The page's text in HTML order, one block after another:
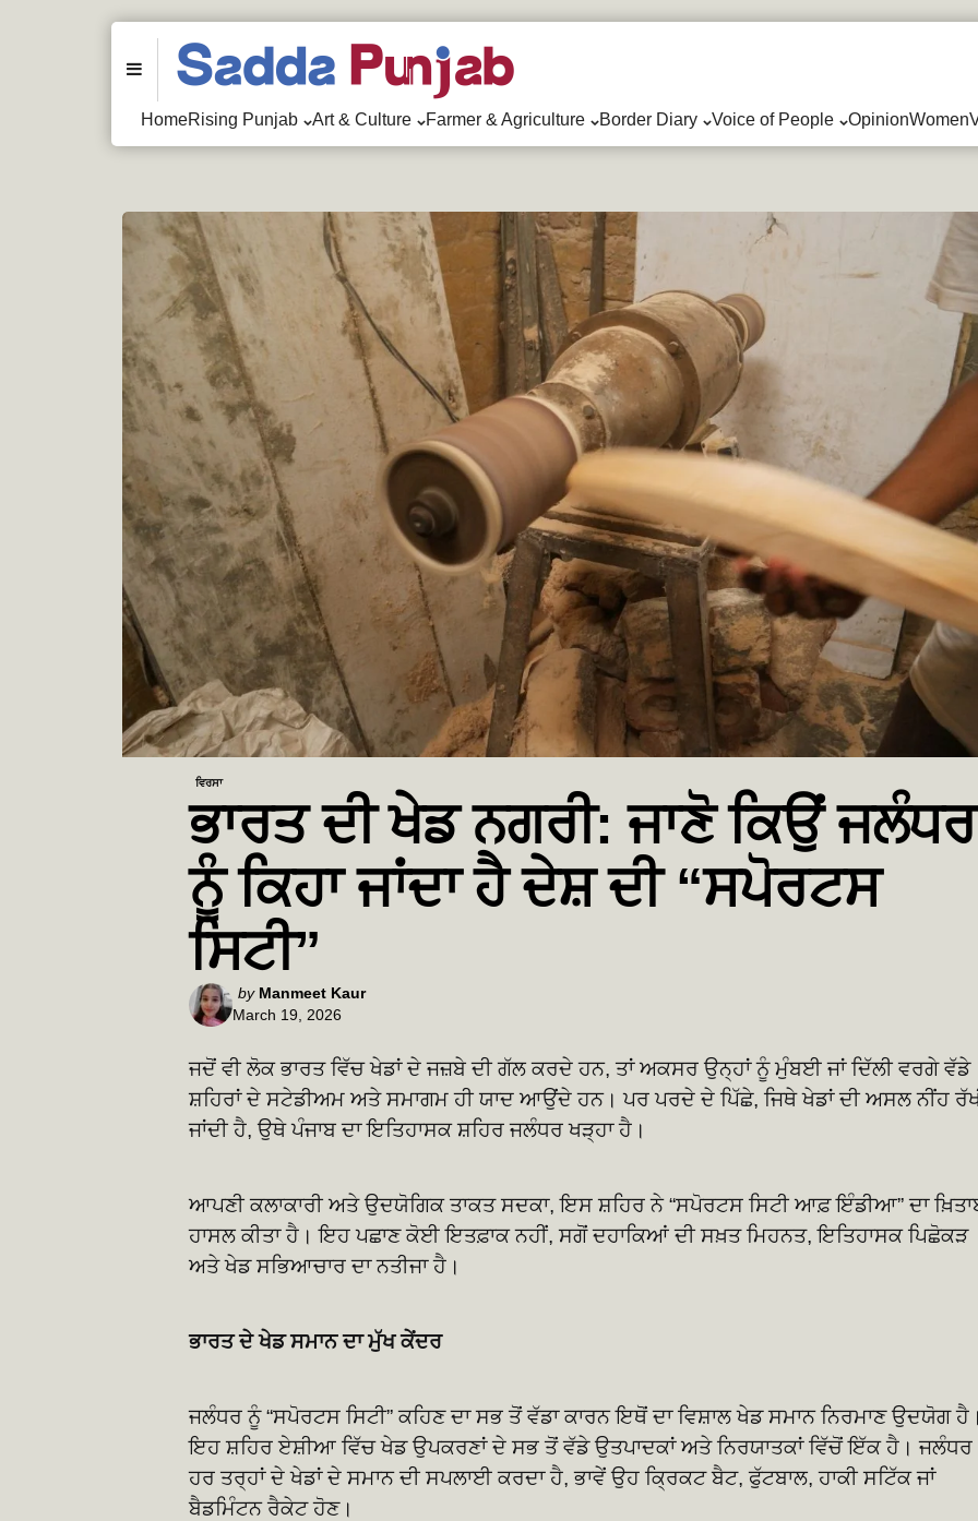
Menu
HomeRising Punjab Art & Culture Farmer & Agriculture Border Diary Voice of People Opinion
ਵਿਰਸਾ
ਭਾਰਤ ਦੀ ਖੇਡ ਨਗਰੀ: ਜਾਣੋ ਕਿਉਂ ਜਲੰਧਰ
ਨੂੰ ਕਿਹਾ ਜਾਂਦਾ ਹੈ ਦੇਸ਼ ਦੀ “ਸਪੋਰਟਸ
ਸਿਟੀ”
Posted
by
by Manmeet Kaur
March 19, 2026
ਜਦੋਂ ਵੀ ਲੋਕ ਭਾਰਤ ਵਿੱਚ ਖੇਡਾਂ ਦੇ ਜਜ਼ਬੇ ਦੀ ਗੱਲ ਕਰਦੇ ਹਨ, ਤਾਂ ਅਕਸਰ ਉਨ੍ਹਾਂ ਨੂੰ ਮੁੰਬਈ ਜਾਂ ਦਿੱਲੀ ਵਰਗੇ ਵੱਡੇ
ਸ਼ਹਿਰਾਂ ਦੇ ਸਟੇਡੀਅਮ ਅਤੇ ਸਮਾਗਮ ਹੀ ਯਾਦ ਆਉਂਦੇ ਹਨ। ਪਰ ਪਰਦੇ ਦੇ ਪਿੱਛੇ, ਜਿਥੇ ਖੇਡਾਂ ਦੀ ਅਸਲ ਨੀਂਹ
ਜਾਂਦੀ ਹੈ, ਉਥੇ ਪੰਜਾਬ ਦਾ ਇਤਿਹਾਸਕ ਸ਼ਹਿਰ ਜਲੰਧਰ ਖੜ੍ਹਾ ਹੈ।
ਆਪਣੀ ਕਲਾਕਾਰੀ ਅਤੇ ਉਦਯੋਗਿਕ ਤਾਕਤ ਸਦਕਾ, ਇਸ ਸ਼ਹਿਰ ਨੇ “ਸਪੋਰਟਸ ਸਿਟੀ ਆਫ਼ ਇੰਡੀਆ” ਦਾ
ਹਾਸਲ ਕੀਤਾ ਹੈ। ਇਹ ਪਛਾਣ ਕੋਈ ਇਤਫ਼ਾਕ ਨਹੀਂ, ਸਗੋਂ ਦਹਾਕਿਆਂ ਦੀ ਸਖ਼ਤ ਮਿਹਨਤ, ਇਤਿਹਾਸਕ ਪਿਛੋਕੜ
ਅਤੇ ਖੇਡ ਸਭਿਆਚਾਰ ਦਾ ਨਤੀਜਾ ਹੈ।
ਭਾਰਤ ਦੇ ਖੇਡ ਸਮਾਨ ਦਾ ਮੁੱਖ ਕੇਂਦਰ
ਜਲੰਧਰ ਨੂੰ “ਸਪੋਰਟਸ ਸਿਟੀ” ਕਹਿਣ ਦਾ ਸਭ ਤੋਂ ਵੱਡਾ ਕਾਰਨ ਇਥੋਂ ਦਾ ਵਿਸ਼ਾਲ ਖੇਡ ਸਮਾਨ ਨਿਰਮਾਣ ਉਦਯੋਗ
ਇਹ ਸ਼ਹਿਰ ਏਸ਼ੀਆ ਵਿੱਚ ਖੇਡ ਉਪਕਰਣਾਂ ਦੇ ਸਭ ਤੋਂ ਵੱਡੇ ਉਤਪਾਦਕਾਂ ਅਤੇ ਨਿਰਯਾਤਕਾਂ ਵਿੱਚੋਂ ਇੱਕ ਹੈ। ਜਲੰਧਰ
ਹਰ ਤਰ੍ਹਾਂ ਦੇ ਖੇਡਾਂ ਦੇ ਸਮਾਨ ਦੀ ਸਪਲਾਈ ਕਰਦਾ ਹੈ, ਭਾਵੇਂ ਉਹ ਕ੍ਰਿਕਟ ਬੈਟ, ਫੁੱਟਬਾਲ, ਹਾਕੀ ਸਟਿੱਕ ਜਾਂ
ਬੈਡਮਿੰਟਨ ਰੈਕੇਟ ਹੋਣ।